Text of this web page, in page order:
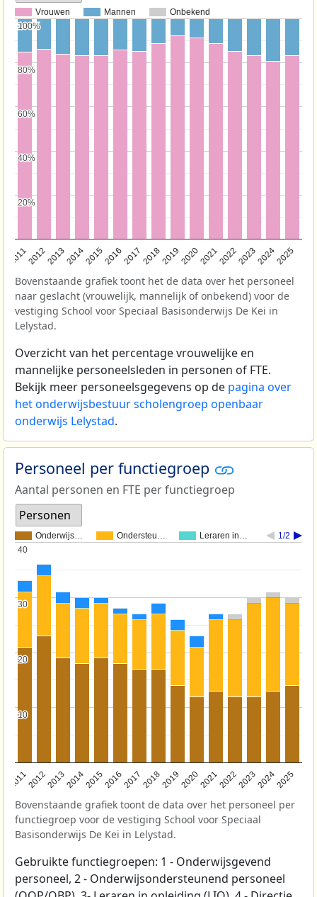
Vrouwen Mannen Onbekend
201120122013201420152016201720182019202020212022202320242025
20%
20%
40%
40%
60%
60%
80%
80%
100%
100%
Bovenstaande grafiek toont het de data over het personeel
naar geslacht (vrouwelijk, mannelijk of onbekend) voor de
vestiging School voor Speciaal Basisonderwijs De Kei in
Lelystad.
Overzicht van het percentage vrouwelijke en
mannelijke personeelsleden in personen of FTE.
Bekijk meer personeelsgegevens op de pagina over
het onderwijsbestuur scholengroep openbaar
onderwijs Lelystad.
Personeel per functiegroep
Aantal personen en FTE per functiegroep
Personen
Onderwijs… Ondersteu… Leraren in… 1/2
201120122013201420152016201720182019202020212022202320242025
10
10
20
20
30
30
40
40
Bovenstaande grafiek toont de data over het personeel per
functiegroep voor de vestiging School voor Speciaal
Basisonderwijs De Kei in Lelystad.
Gebruikte functiegroepen: 1 - Onderwijsgevend
personeel, 2 - Onderwijsondersteunend personeel